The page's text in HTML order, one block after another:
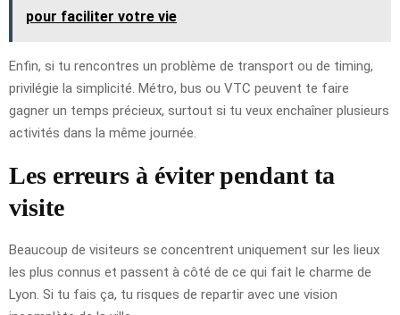
pour faciliter votre vie
Enfin, si tu rencontres un problème de transport ou de timing,
privilégie la simplicité. Métro, bus ou VTC peuvent te faire
gagner un temps précieux, surtout si tu veux enchaîner plusieurs
activités dans la même journée.
Les erreurs à éviter pendant ta
visite
Beaucoup de visiteurs se concentrent uniquement sur les lieux
les plus connus et passent à côté de ce qui fait le charme de
Lyon. Si tu fais ça, tu risques de repartir avec une vision